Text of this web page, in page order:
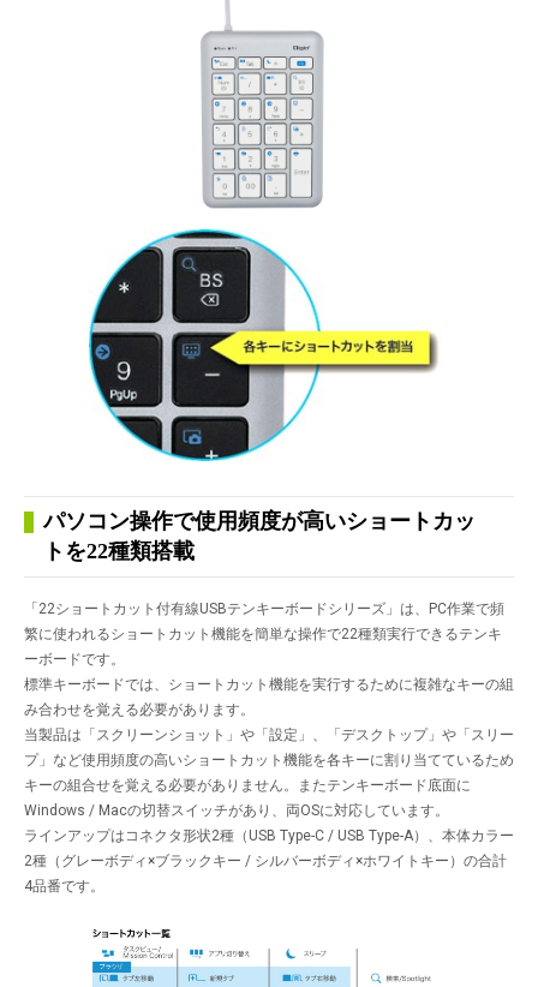
パソコン操作で使用頻度が高いショートカッ
トを22種類搭載
「22ショートカット付有線USBテンキーボードシリーズ」は、PC作業で頻
繁に使われるショートカット機能を簡単な操作で22種類実行できるテンキ
ーボードです。
標準キーボードでは、ショートカット機能を実行するために複雑なキーの組
み合わせを覚える必要があります。
当製品は「スクリーンショット」や「設定」、「デスクトップ」や「スリー
プ」など使用頻度の高いショートカット機能を各キーに割り当てているため
キーの組合せを覚える必要がありません。またテンキーボード底面に
Windows / Macの切替スイッチがあり、両OSに対応しています。
ラインアップはコネクタ形状2種（USB Type-C / USB Type-A）、本体カラー
2種（グレーボディ×ブラックキー / シルバーボディ×ホワイトキー）の合計
4品番です。